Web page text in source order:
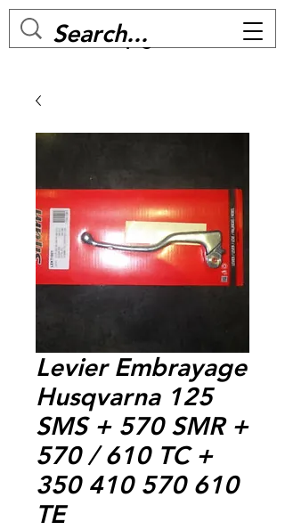
MC BIKE Perpignan
Levier Embrayage
Husqvarna 125
SMS + 570 SMR +
570 / 610 TC +
350 410 570 610
TE